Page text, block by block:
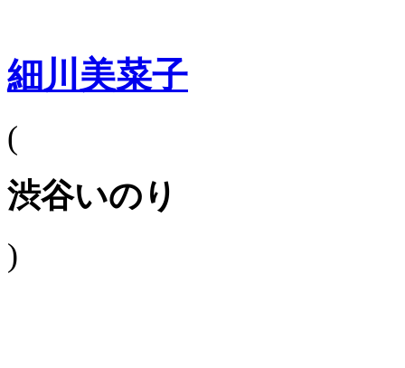
細川美菜子
(
渋谷いのり
)